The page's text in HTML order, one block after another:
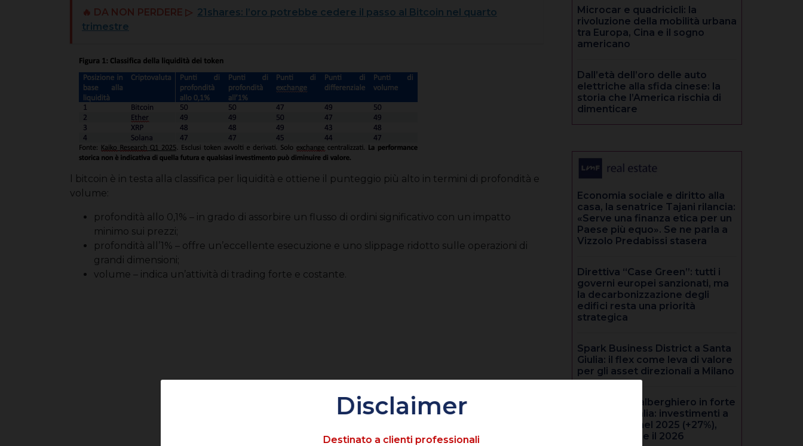
🔥 DA NON PERDERE ▷ 21shares: l’oro potrebbe cedere il passo al Bitcoin nel quarto
trimestre
l bitcoin è in testa alla classifica per liquidità e ottiene il punteggio più alto in termini di profondità e
volume:
profondità allo 0,1% – in grado di assorbire un flusso di ordini significativo con un impatto
minimo sui prezzi;
profondità all’1% – offre un’eccellente esecuzione e uno slippage ridotto sulle operazioni di
grandi dimensioni;
volume – indica un’attività di trading forte e costante.
Microcar e quadricicli: la
rivoluzione della mobilità urbana
tra Europa, Cina e il sogno
americano
Dall’età dell’oro delle auto
elettriche alla sfida cinese: la
storia che l’America rischia di
dimenticare
Economia sociale e diritto alla
casa, la senatrice Tajani rilancia:
«Serve una finanza etica per un
Paese più equo». Se ne parla a
Vizzolo Predabissi stasera
Direttiva “Case Green”: tutti i
governi europei sanzionati, ma
la decarbonizzazione degli
edifici resta una priorità
strategica
Spark Business District a Santa
Giulia: il flex come leva di valore
per gli asset direzionali a Milano
Immobiliare alberghiero in forte
crescita in italia: investimenti a
2,35 miliardi nel 2025 (+27%),
positivo anche il 2026
Disclaimer
Destinato a clienti professionali